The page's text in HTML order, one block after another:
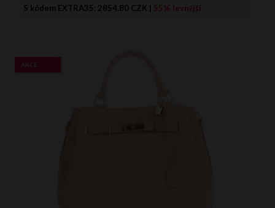
S kódem EXTRA35: 2854.80 CZK | 55% levnější
AKCE